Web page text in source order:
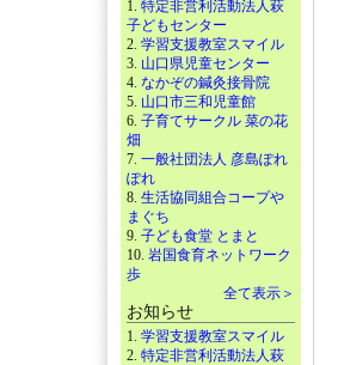
1. 特定非営利活動法人萩
子どもセンター
2. 学習支援教室スマイル
3. 山口県児童センター
4. なかぞの鍼灸接骨院
5. 山口市三和児童館
6. 子育てサークル 菜の花
畑
7. 一般社団法人 彦島ぽれ
ぽれ
8. 生活協同組合コープや
まぐち
9. 子ども食堂 とまと
10. 岩国食育ネットワーク
歩
全て表示＞
お知らせ
1. 学習支援教室スマイル
2. 特定非営利活動法人萩